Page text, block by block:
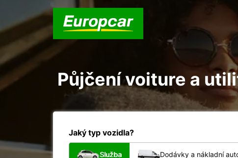
Půjčení voiture a
Jaký typ vozidla?
Služba Dodávky a nákladní